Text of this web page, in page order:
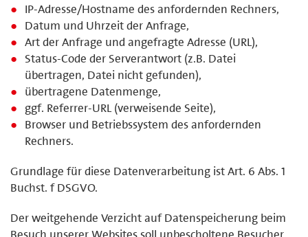
IP-Adresse/Hostname des anfordernden Rechners,
Datum und Uhrzeit der Anfrage,
Art der Anfrage und angefragte Adresse (URL),
Status-Code der Serverantwort (z.B. Datei
übertragen, Datei nicht gefunden),
übertragene Datenmenge,
ggf. Referrer-URL (verweisende Seite),
Browser und Betriebssystem des anfordernden
Rechners.
Grundlage für diese Datenverarbeitung ist Art. 6 Abs. 1
Buchst. f DSGVO.
Der weitgehende Verzicht auf Datenspeicherung beim
Besuch unserer Websites soll unbescholtene Besucher